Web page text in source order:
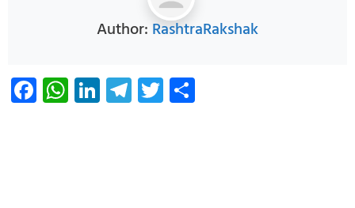
Author: RashtraRakshak
Facebook
WhatsApp
LinkedIn
Telegram
Twitter